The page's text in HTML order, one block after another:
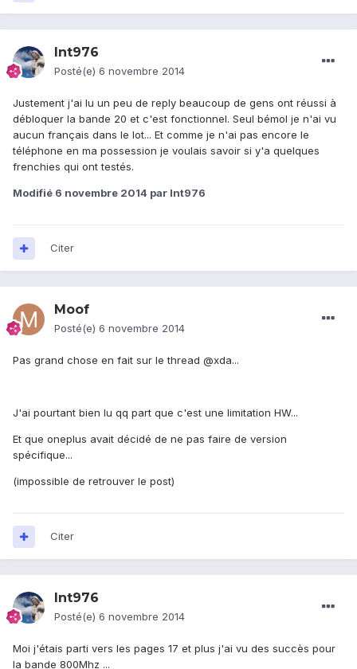
lnt976
Posté(e) 6 novembre 2014
Justement j'ai lu un peu de reply beaucoup de gens ont réussi à
débloquer la bande 20 et c'est fonctionnel. Seul bémol je n'ai vu
aucun français dans le lot... Et comme je n'ai pas encore le
téléphone en ma possession je voulais savoir si y'a quelques
frenchies qui ont testés.
Modifié 6 novembre 2014 par lnt976
Citer
Moof
Posté(e) 6 novembre 2014
Pas grand chose en fait sur le thread @xda...
J'ai pourtant bien lu qq part que c'est une limitation HW...
Et que oneplus avait décidé de ne pas faire de version
spécifique...
(impossible de retrouver le post)
Citer
lnt976
Posté(e) 6 novembre 2014
Moi j'étais parti vers les pages 17 et plus j'ai vu des succès pour
la bande 800Mhz ...